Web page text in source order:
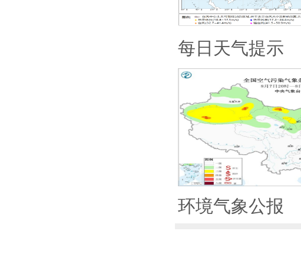
每日天气提示
环境气象公报